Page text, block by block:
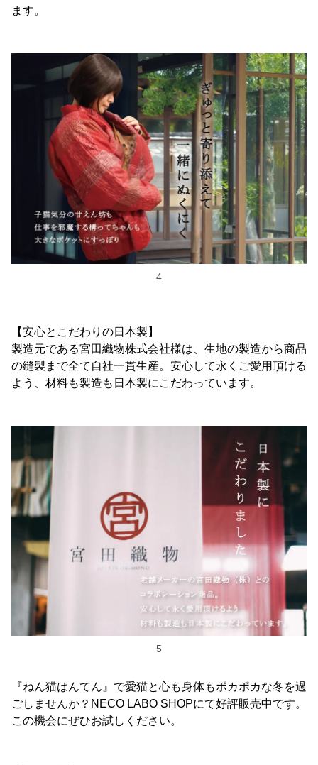
ます。
4
【安心とこだわりの日本製】
製造元である宮田織物株式会社様は、生地の製造から商品
の縫製まで全て自社一貫生産。安心して永くご愛用頂ける
よう、材料も製造も日本製にこだわっています。
5
『ねん猫はんてん』で愛猫と心も身体もポカポカな冬を過
ごしませんか？NECO LABO SHOPにて好評販売中です。
この機会にぜひお試しください。